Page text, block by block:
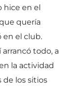
hice en el
quería
en el club.
todo, a
la actividad
de los sitios